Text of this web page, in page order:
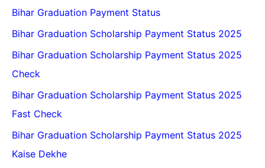
Bihar Graduation Payment Status
Bihar Graduation Scholarship Payment Status 2025
Bihar Graduation Scholarship Payment Status 2025
Check
Bihar Graduation Scholarship Payment Status 2025
Fast Check
Bihar Graduation Scholarship Payment Status 2025
Kaise Dekhe